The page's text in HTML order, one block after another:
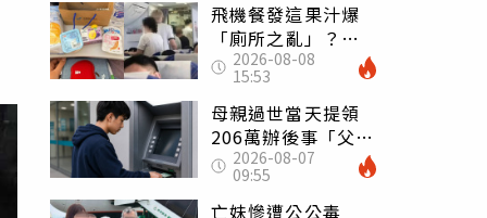
飛機餐發這果汁爆
「廁所之亂」？乘
客崩潰：差點丟大
臉 醫揭3類人別亂
喝
2026-08-08
15:53
母親過世當天提領
206萬辦後事「父子
遭判刑」 律師：
搶錢先下手是罪
2026-08-07
09:55
亡妹慘遭公公毒